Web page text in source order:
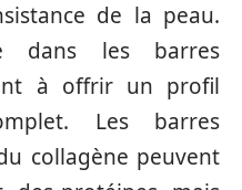
de la peau.
dans les barres
à offrir un profil
Les barres
collagène peuvent